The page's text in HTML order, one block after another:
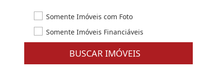
Somente Imóveis com Foto
Somente Imóveis Financiáveis
BUSCAR IMÓVEIS